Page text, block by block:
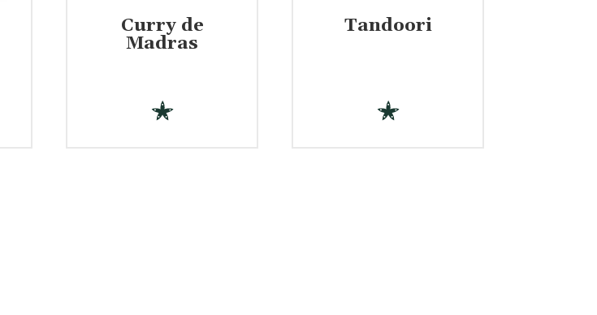
Curry de
Madras
Tandoori